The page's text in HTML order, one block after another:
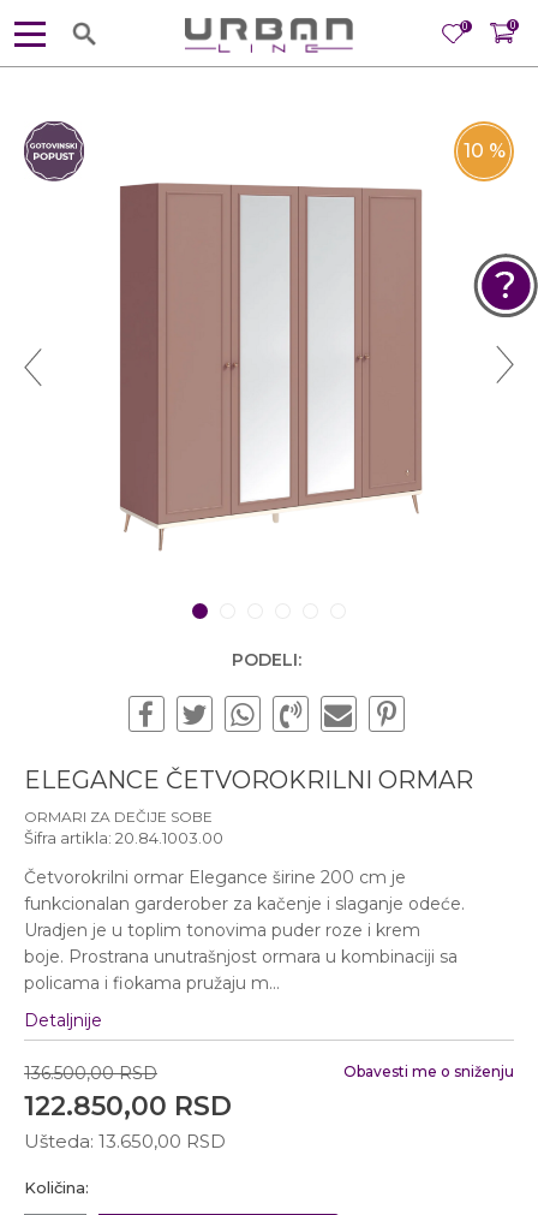
0
0
1
10 %
PODELI:
ELEGANCE ČETVOROKRILNI ORMAR
ORMARI ZA DEČIJE SOBE
Šifra artikla: 20.84.1003.00
Četvorokrilni ormar Elegance širine 200 cm je
funkcionalan garderober za kačenje i slaganje odeće.
Uradjen je u toplim tonovima puder roze i krem
boje. Prostrana unutrašnjost ormara u kombinaciji sa
policama i fiokama pružaju m...
Detaljnije
136.500,00 RSD
122.850,00 RSD
Ušteda: 13.650,00 RSD
Obavesti me o sniženju
Količina:
POMOĆ PRI KUPOVINI
Za više informacija, pomoć i
Radno vreme
Ponedeljak - Petak od